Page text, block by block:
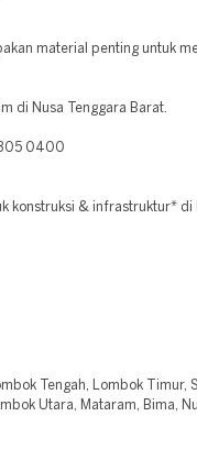
material penting untuk
di Nusa Tenggara Barat.
0400
konstruksi & infrastruktur* di
Tengah, Lombok Timur,
Utara, Mataram, Bima,